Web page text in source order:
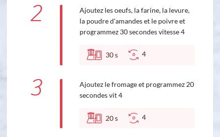
2
Ajoutez les oeufs, la farine, la levure,
la poudre d'amandes et le poivre et
programmez 30 secondes vitesse 4
30s 4
3
Ajoutez le fromage et programmez 20
secondes vit 4
20s 4